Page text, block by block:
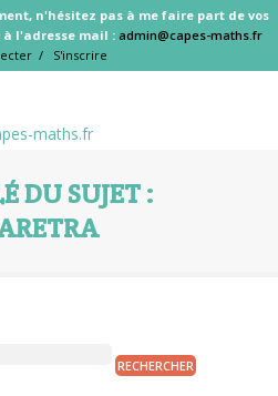
n'hésitez pas à me faire part de vos
à l'adresse mail : admin@capes-maths.fr
/ S'inscrire
DU SUJET :